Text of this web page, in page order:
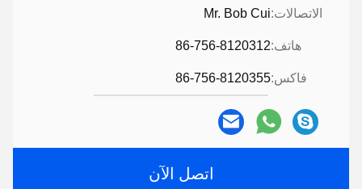
الاتصالات:Mr. Bob Cui
هاتف:86-756-8120312
فاكس:86-756-8120355
اتصل الآن